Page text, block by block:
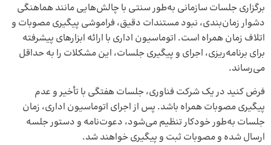
برگزاری جلسات سازمانی به‌طور سنتی با چالش‌هایی مانند هماهنگی
دشوار زمان‌بندی، نبود مستندات دقیق، فراموشی پیگیری مصوبات و
اتلاف زمان همراه است. اتوماسیون اداری با ارائه ابزارهای پیشرفته
برای برنامه‌ریزی، اجرای و پیگیری جلسات، این مشکلات را به حداقل
می‌رساند.
فرض کنید در یک شرکت فناوری، جلسات هفتگی با تأخیر و عدم
پیگیری مصوبات همراه باشد. پس از اجرای اتوماسیون اداری، زمان
جلسات به‌طور خودکار تنظیم می‌شود، دعوت‌نامه و دستور جلسه
ارسال شده و مصوبات ثبت و پیگیری خواهند شد.